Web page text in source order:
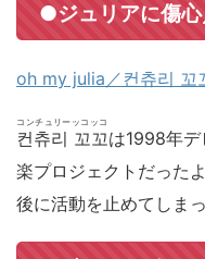
●ジュリアに傷
oh my julia／컨츄리 꼬
컨츄리 꼬꼬
コンチュリーッコッコ
は1998年
楽プロジェクトだった
後に活動を止めてしま